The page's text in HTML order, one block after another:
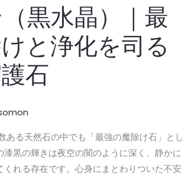
黒水晶）｜最
と浄化を司る
石
ある天然石の中でも「最強の魔除け石」とし
黒の輝きは夜空の闇のように深く、静かに
れる存在です。心身にまとわりついた不安